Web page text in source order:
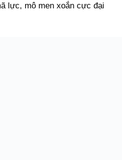
lực, mô men xoắn cực đại